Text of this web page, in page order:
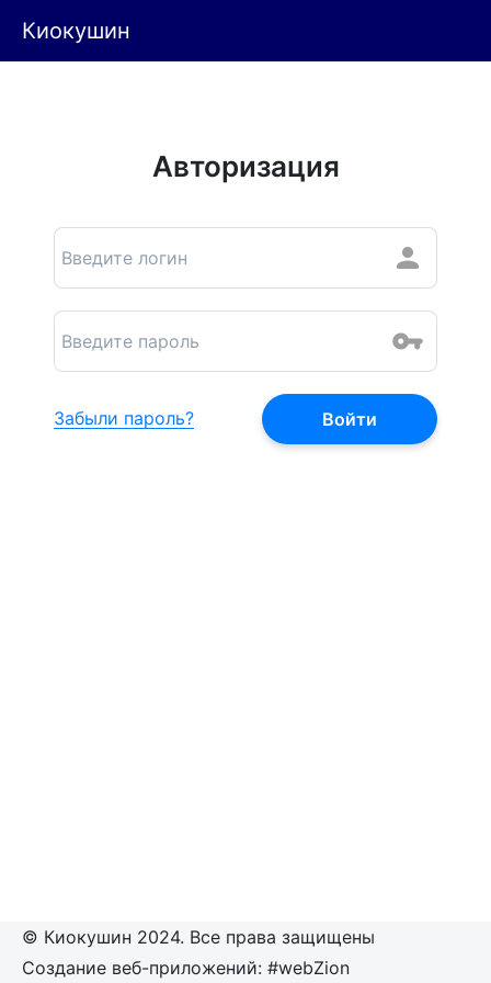
Киокушин
Авторизация
Забыли пароль?
© Киокушин 2024. Все права защищены
Создание веб-приложений: #webZion